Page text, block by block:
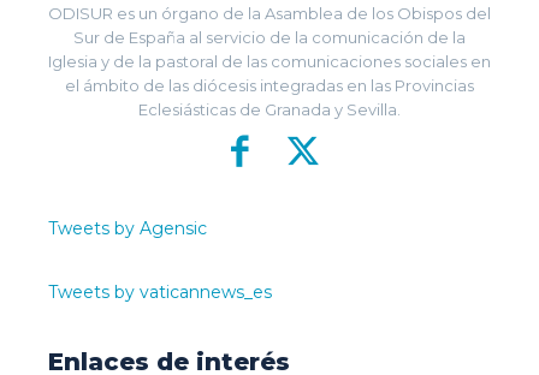
ODISUR es un órgano de la Asamblea de los Obispos del
Sur de España al servicio de la comunicación de la
Iglesia y de la pastoral de las comunicaciones sociales en
el ámbito de las diócesis integradas en las Provincias
Eclesiásticas de Granada y Sevilla.
Tweets by Agensic
Tweets by vaticannews_es
Enlaces de interés